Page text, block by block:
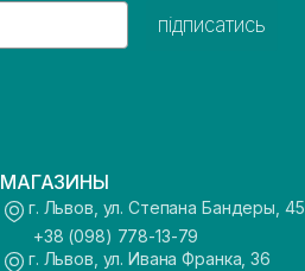
підписатись
МАГАЗИНЫ
г. Львов, ул. Степана Бандеры, 45
+38 (098) 778-13-79
г. Львов, ул. Ивана Франка, 36